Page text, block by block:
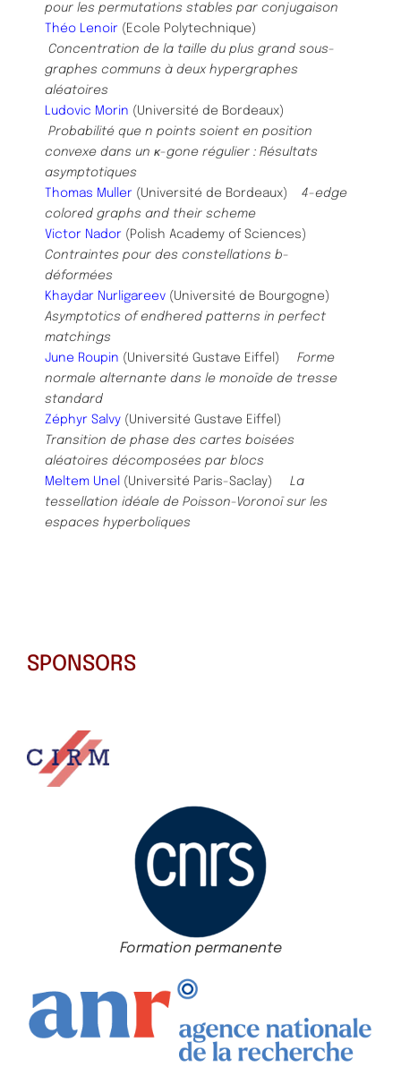
pour les permutations stables par conjugaison
Théo Lenoir (Ecole Polytechnique)
Concentration de la taille du plus grand sous-
graphes communs à deux hypergraphes
aléatoires
Ludovic Morin (Université de Bordeaux)
Probabilité que n points soient en position
convexe dans un κ-gone régulier : Résultats
asymptotiques
Thomas Muller (Université de Bordeaux) 4-edge
colored graphs and their scheme
Victor Nador (Polish Academy of Sciences)
Contraintes pour des constellations b-
déformées
Khaydar Nurligareev (Université de Bourgogne)
Asymptotics of endhered patterns in perfect
matchings
June Roupin (Université Gustave Eiffel) Forme
normale alternante dans le monoïde de tresse
standard
Zéphyr Salvy (Université Gustave Eiffel)
Transition de phase des cartes boisées
aléatoires décomposées par blocs
Meltem Unel
(Université Paris-Saclay) La
tessellation idéale de Poisson-Voronoï sur les
espaces hyperboliques
SPONSORS
Formation permanente